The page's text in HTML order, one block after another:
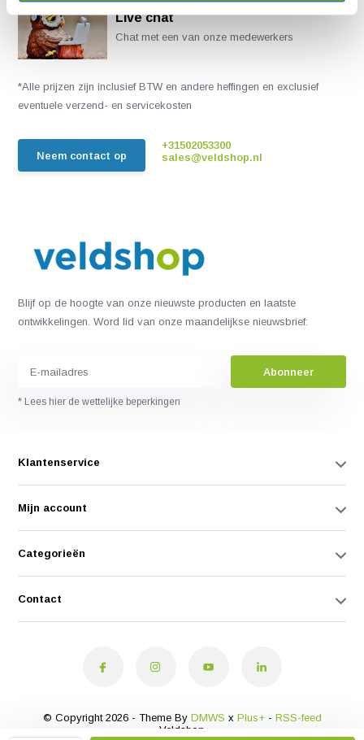
Live chat
Chat met een van onze medewerkers
*Alle prijzen zijn inclusief BTW en andere heffingen en exclusief
eventuele verzend- en servicekosten
Neem contact op
+31502053300
sales@veldshop.nl
Blijf op de hoogte van onze nieuwste producten en laatste
ontwikkelingen. Word lid van onze maandelijkse nieuwsbrief:
Abonneer
* Lees hier de wettelijke beperkingen
Klantenservice
Mijn account
Categorieën
Contact
© Copyright 2026 - Theme By DMWS x Plus+- RSS-feed
Veldshop